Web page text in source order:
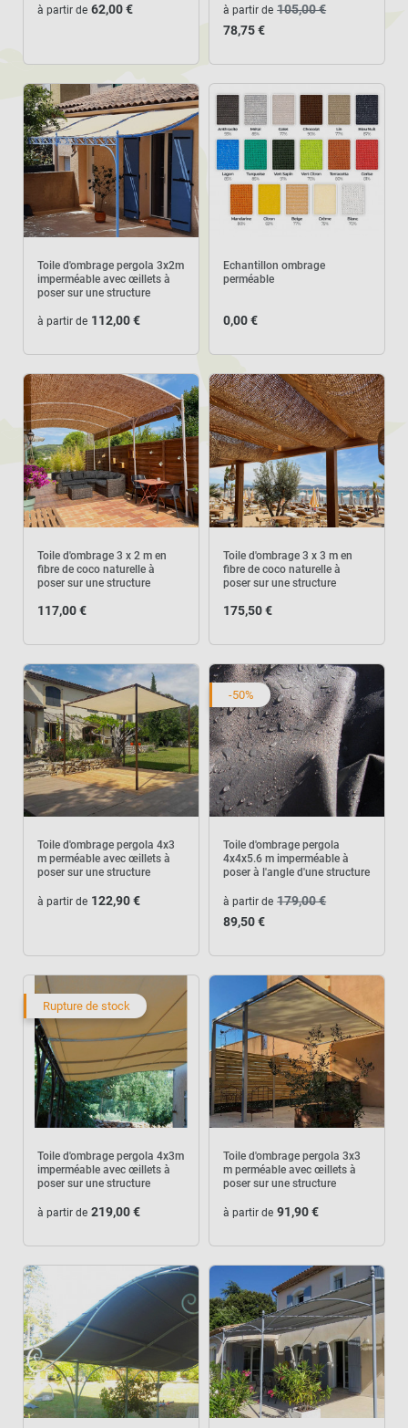
à partir de 62,00 € à partir de 105,00 €
78,75 €
Toile d'ombrage pergola 3x2m
imperméable avec œillets à
poser sur une structure
à partir de 112,00 €
Echantillon ombrage
perméable
0,00 €
Toile d'ombrage 3 x 2 m en
fibre de coco naturelle à
poser sur une structure
117,00 €
Toile d'ombrage 3 x 3 m en
fibre de coco naturelle à
poser sur une structure
175,50 €
Toile d'ombrage pergola 4x3
m perméable avec œillets à
poser sur une structure
à partir de 122,90 €
-50%
Toile d'ombrage pergola
4x4x5.6 m imperméable à
poser à l'angle d'une structure
à partir de 179,00 €
89,50 €
Rupture de stock
Toile d'ombrage pergola 4x3m
imperméable avec œillets à
poser sur une structure
à partir de 219,00 €
Toile d'ombrage pergola 3x3
m perméable avec œillets à
poser sur une structure
à partir de 91,90 €